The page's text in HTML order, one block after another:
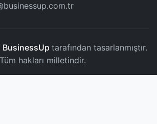
BusinessUp tarafından tasarlanmıştır.
Tüm hakları milletindir.